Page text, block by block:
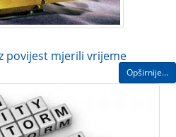
povijest mjerili vrijeme
Opširnije...